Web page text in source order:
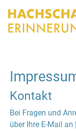
Kontakt
Bei Fragen und
über Ihre E-Mail an